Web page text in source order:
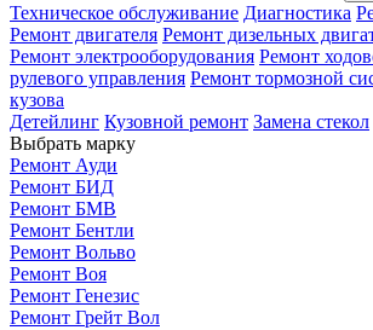
Техническое обслуживание Диагностика
Ремонт двигателя Ремонт дизельных
Ремонт электрооборудования Ремонт
рулевого управления Ремонт тормозной
кузова
Детейлинг Кузовной ремонт Замена стекол
Выбрать марку
Ремонт Ауди
Ремонт БИД
Ремонт БМВ
Ремонт Бентли
Ремонт Вольво
Ремонт Воя
Ремонт Генезис
Ремонт Грейт Вол